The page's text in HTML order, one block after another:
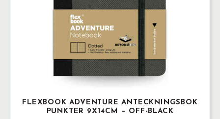
FLEXBOOK ADVENTURE ANTECKNINGSBOK
PUNKTER 9X14CM – OFF-BLACK